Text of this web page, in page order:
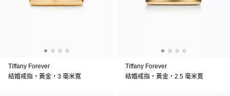
Tiffany Forever
結婚戒指，黃金，3 毫米寛
Tiffany Forever
結婚戒指，黃金，2.5 毫米寛